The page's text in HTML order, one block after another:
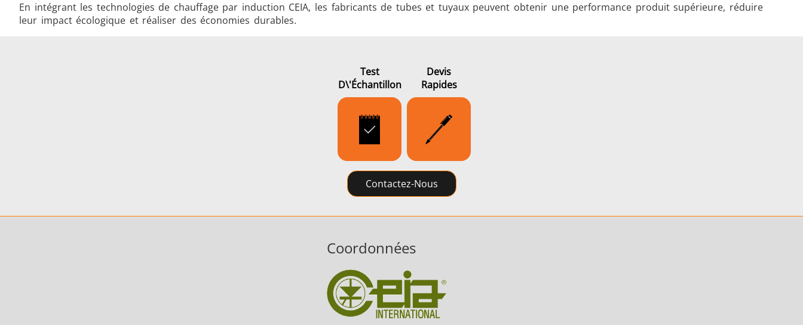
En intégrant les technologies de chauffage par induction CEIA, les fabricants de tubes et tuyaux peuvent obtenir une performance produit supérieure, réduire
leur impact écologique et réaliser des économies durables.
Test
D\'échantillon
Devis
Rapides
Contactez-Nous
Coordonnées